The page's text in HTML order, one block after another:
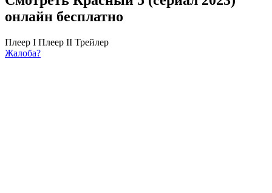
онлайн бесплатно
Плеер I Плеер II Трейлер
Жалоба?